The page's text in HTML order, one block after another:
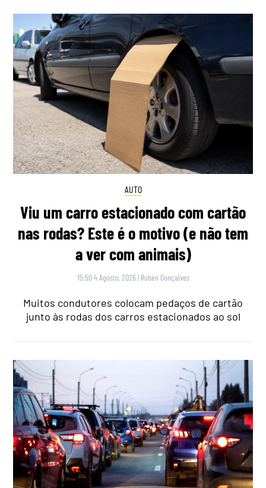
AUTO
Viu um carro estacionado com cartão
nas rodas? Este é o motivo (e não tem
a ver com animais)
15:50 4 Agosto, 2026 | Rubén Gonçalves
Muitos condutores colocam pedaços de cartão
junto às rodas dos carros estacionados ao sol